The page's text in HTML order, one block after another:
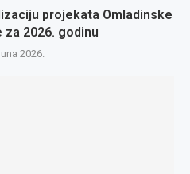
projekata Omladinske
za 2026. godinu
2026.